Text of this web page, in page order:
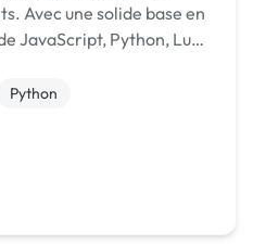
en
JavaScript, Python, Lua
simples à mettre en place : Sites web...
Python